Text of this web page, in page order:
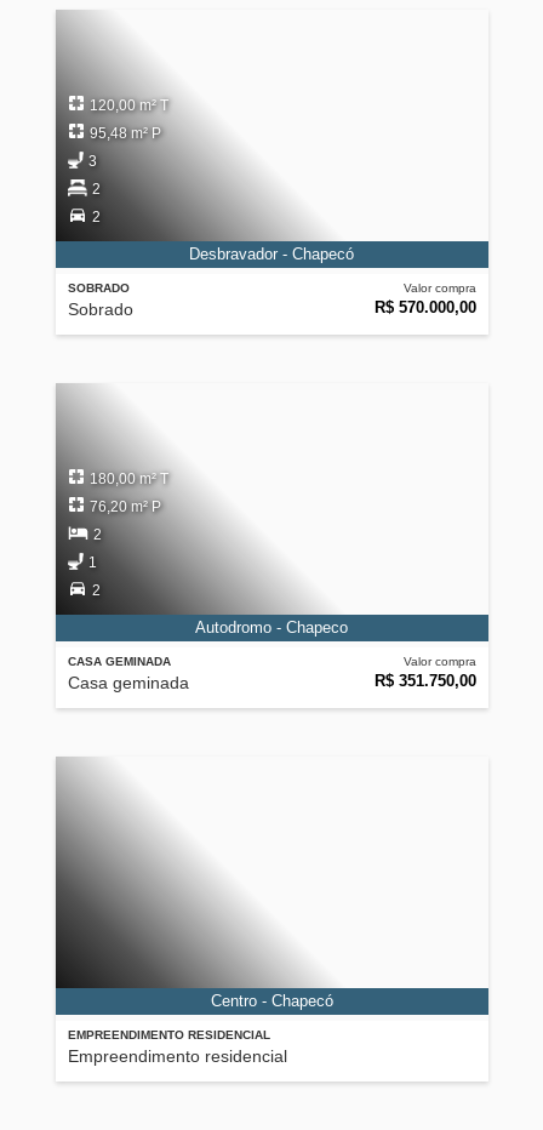
SOBRADO
Sobrado
Valor compra
R$ 570.000,00
120,00 m² T
95,48 m² P
3
2
2
Desbravador - Chapecó
CASA GEMINADA
Casa geminada
Valor compra
R$ 351.750,00
180,00 m² T
76,20 m² P
2
1
2
Autodromo - Chapeco
EMPREENDIMENTO RESIDENCIAL
Empreendimento residencial
Centro - Chapecó